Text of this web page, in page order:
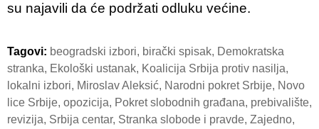
su najavili da će podržati odluku većine.
Tagovi: beogradski izbori, birački spisak, Demokratska
stranka, Ekološki ustanak, Koalicija Srbija protiv nasilja,
lokalni izbori, Miroslav Aleksić, Narodni pokret Srbije, Novo
lice Srbije, opozicija, Pokret slobodnih građana, prebivalište,
revizija, Srbija centar, Stranka slobode i pravde, Zajedno,